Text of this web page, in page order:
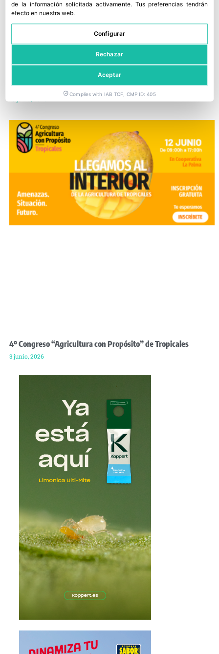
IV Congreso Agricultura con Propósito: todo lo que el sector
tropical necesita saber
4º Congreso “Agricultura con Propósito” de Tropicales
3 junio, 2026
de la información solicitada activamente. Tus preferencias tendrán
efecto en nuestra web.
Configurar
Rechazar
Aceptar
Complies with IAB TCF, CMP ID: 405